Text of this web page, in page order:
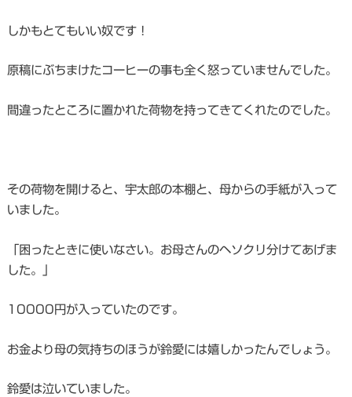
しかもとてもいい奴です！
原稿にぶちまけたコーヒーの事も全く怒っていませんでした。
間違ったところに置かれた荷物を持ってきてくれたのでした。
その荷物を開けると、宇太郎の本棚と、母からの手紙が入って
いました。
「困ったときに使いなさい。お母さんのヘソクリ分けてあげま
した。」
10000円が入っていたのです。
お金より母の気持ちのほうが鈴愛には嬉しかったんでしょう。
鈴愛は泣いていました。